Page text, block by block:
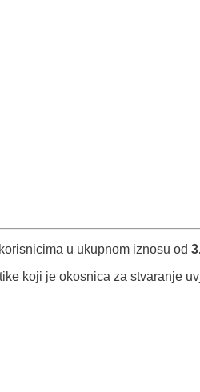
u ukupnom iznosu od
koji je okosnica za stvaranje